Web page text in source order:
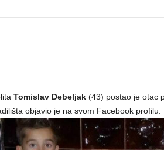
Tomislav Debeljak(43) postao je otac
objavio je na svom Facebook profilu.